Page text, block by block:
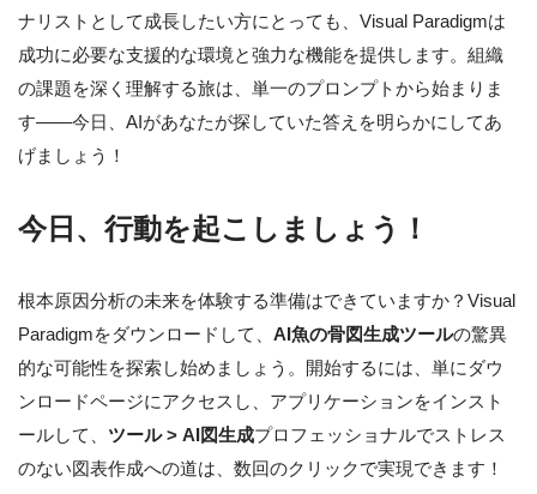
ナリストとして成長したい方にとっても、Visual Paradigmは
成功に必要な支援的な環境と強力な機能を提供します。組織
の課題を深く理解する旅は、単一のプロンプトから始まりま
す——今日、AIがあなたが探していた答えを明らかにしてあ
げましょう！
今日、行動を起こしましょう！
根本原因分析の未来を体験する準備はできていますか？Visual
Paradigmをダウンロードして、 AI魚の骨図生成ツールの驚異
的な可能性を探索し始めましょう。開始するには、単にダウ
ンロードページにアクセスし、アプリケーションをインスト
ールして、 ツール > AI図生成プロフェッショナルでストレス
のない図表作成への道は、数回のクリックで実現できます！